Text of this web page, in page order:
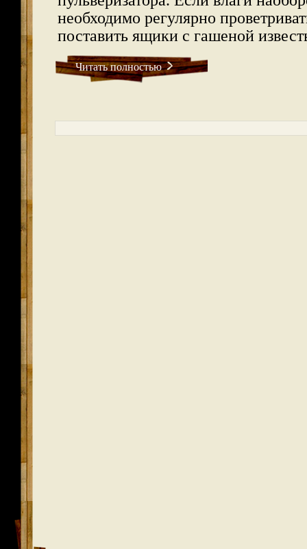
необходимо регулярно
поставить ящики с гашеной
Читать полностью